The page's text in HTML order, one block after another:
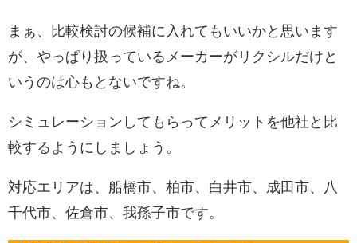
まぁ、比較検討の候補に入れてもいいかと思います
が、やっぱり扱っているメーカーがリクシルだけと
いうのは心もとないですね。
シミュレーションしてもらってメリットを他社と比
較するようにしましょう。
対応エリアは、船橋市、柏市、白井市、成田市、八
千代市、佐倉市、我孫子市です。